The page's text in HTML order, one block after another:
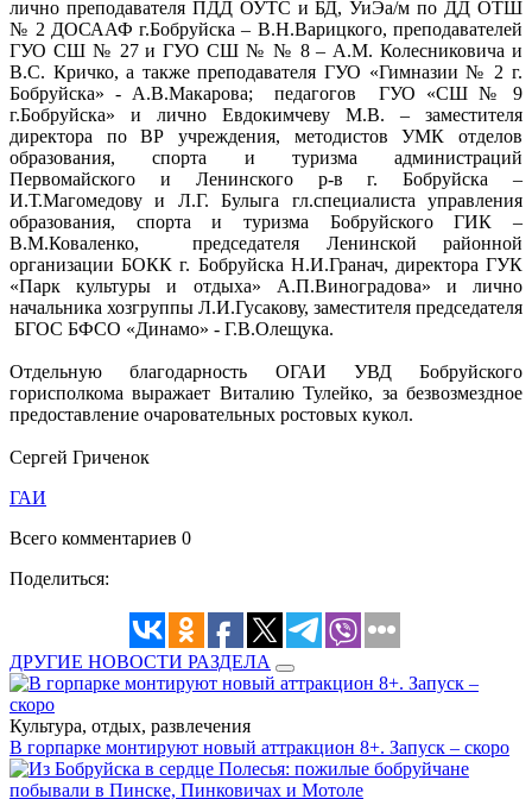
лично преподавателя ПДД ОУТС и БД, УиЭа/м по ДД ОТШ
№ 2 ДОСААФ г.Бобруйска – В.Н.Варицкого, преподавателей
ГУО СШ № 27 и ГУО СШ № № 8 – А.М. Колесниковича и
В.С. Кричко, а также преподавателя ГУО «Гимназии № 2 г.
Бобруйска» - А.В.Макарова; педагогов ГУО «СШ № 9
г.Бобруйска» и лично Евдокимчеву М.В. – заместителя
директора по ВР учреждения, методистов УМК отделов
образования, спорта и туризма администраций
Первомайского и Ленинского р-в г. Бобруйска –
И.Т.Магомедову и Л.Г. Булыга гл.специалиста управления
образования, спорта и туризма Бобруйского ГИК –
В.М.Коваленко, председателя Ленинской районной
организации БОКК г. Бобруйска Н.И.Гранач, директора ГУК
«Парк культуры и отдыха» А.П.Виноградова» и лично
начальника хозгруппы Л.И.Гусакову, заместителя председателя
БГОС БФСО «Динамо» - Г.В.Олещука.
Отдельную благодарность ОГАИ УВД Бобруйского
горисполкома выражает Виталию Тулейко, за безвозмездное
предоставление очаровательных ростовых кукол.
Сергей Гриченок
ГАИ
Всего комментариев 0
Поделиться:
ДРУГИЕ НОВОСТИ РАЗДЕЛА
Культура, отдых, развлечения
В горпарке монтируют новый аттракцион 8+. Запуск – скоро